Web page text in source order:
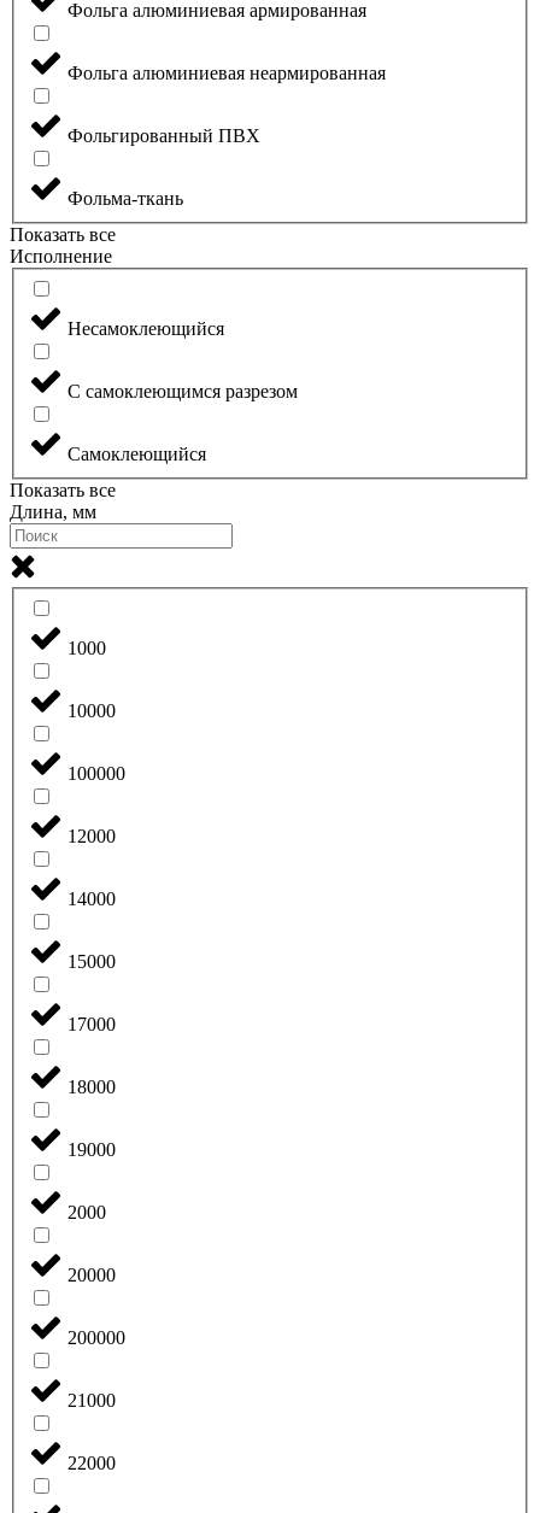
Фольга алюминиевая армированная
Фольга алюминиевая неармированная
Фольгированный ПВХ
Фольма-ткань
Показать все
Исполнение
Несамоклеющийся
С самоклеющимся разрезом
Самоклеющийся
Показать все
Длина, мм
1000
10000
100000
12000
14000
15000
17000
18000
19000
2000
20000
200000
21000
22000